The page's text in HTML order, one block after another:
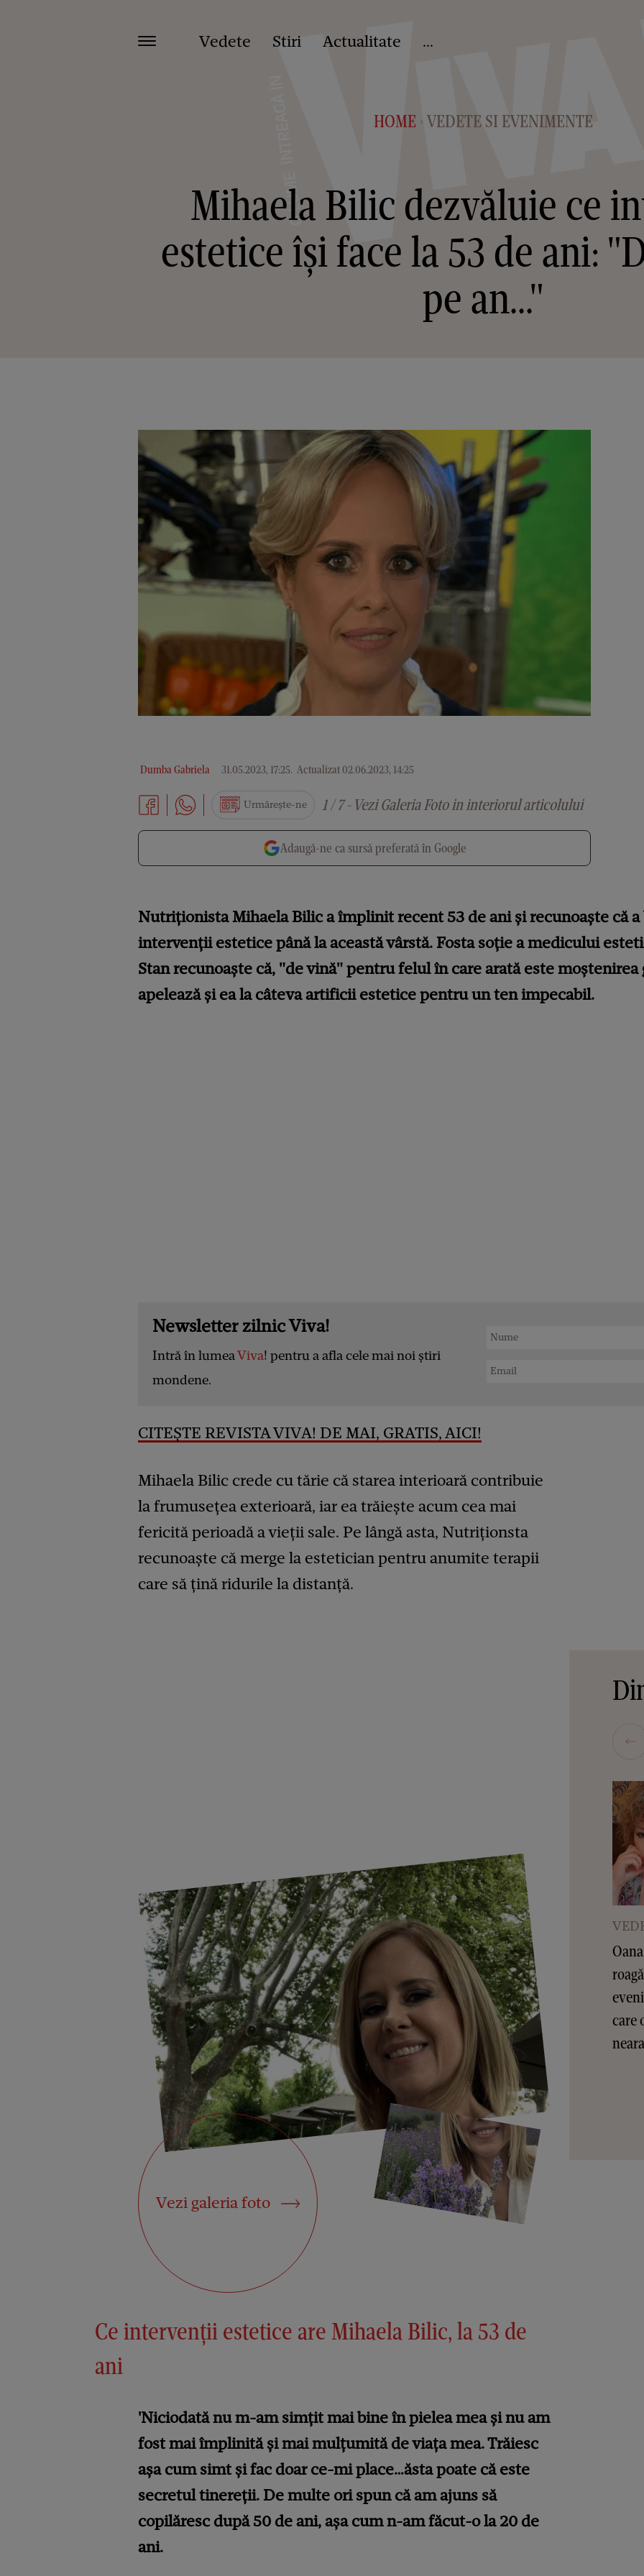
Vedete Stiri Actualitate ...
HOME > VEDETE SI EVENIMENTE
Mihaela Bilic dezvăluie ce
estetice își face la 53 de ani:
pe an..."
Dumba Gabriela 31.05.2023, 17:25. Actualizat 02.06.2023, 14:25
Urmărește-ne 1 / 7 - Vezi Galeria Foto in interiorul articolului
Adaugă-ne ca sursă preferată în Google
Nutriționista Mihaela Bilic a împlinit recent 53 de ani și recunoaște că
intervenții estetice până la această vârstă. Fosta soție a medicului
Stan recunoaște că, "de vină" pentru felul în care arată este moștenirea
apelează și ea la câteva artificii estetice pentru un ten impecabil.
Newsletter zilnic Viva!
Intră în lumeaViva! pentru a afla cele mai noi știri
mondene.
CITEȘTE REVISTA VIVA! DE MAI, GRATIS, AICI!
Mihaela Bilic crede cu tărie că starea interioară contribuie
la frumusețea exterioară, iar ea trăiește acum cea mai
fericită perioadă a vieții sale. Pe lângă asta, Nutriționsta
recunoaște că merge la estetician pentru anumite terapii
care să țină ridurile la distanță.
Vezi galeria foto
Ce intervenții estetice are Mihaela Bilic, la 53 de
ani
'Niciodată nu m-am simțit mai bine în pielea mea și nu am
fost mai împlinită și mai mulțumită de viața mea. Trăiesc
așa cum simt și fac doar ce-mi place…ăsta poate că este
secretul tinereții. De multe ori spun că am ajuns să
copilăresc după 50 de ani, așa cum n-am făcut-o la 20 de
ani.
care